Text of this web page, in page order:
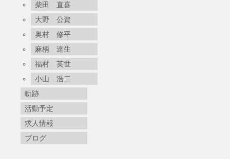
柴田 直喜
大野 公資
奥村 修平
麻柄 達生
福村 英世
小山 浩二
軌跡
活動予定
求人情報
ブログ